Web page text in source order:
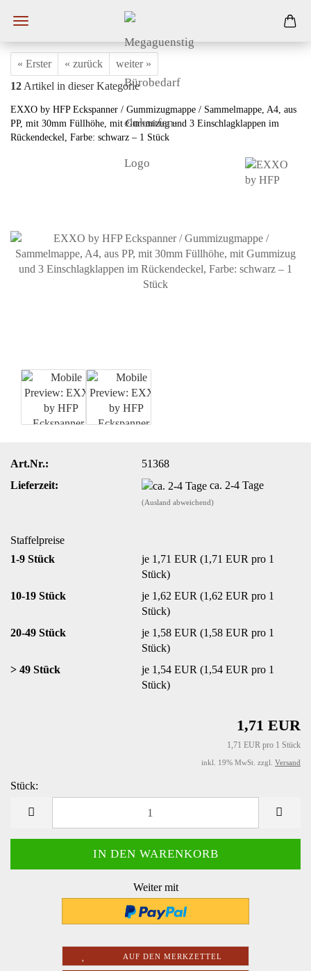
« Erster « zurück
weiter »
12 Artikel in dieser Kategorie
EXXO by HFP Eckspanner / Gummizugmappe / Sammelmappe, A4, aus
PP, mit 30mm Füllhöhe, mit Gummizug und 3 Einschlagklappen im
Rückendeckel, Farbe: schwarz – 1 Stück
Art.Nr.:
51368
Lieferzeit:
ca. 2-4 Tage
(Ausland abweichend)
Staffelpreise
1-9 Stück
je 1,71 EUR (1,71 EUR pro 1
Stück)
10-19 Stück
je 1,62 EUR (1,62 EUR pro 1
Stück)
20-49 Stück
je 1,58 EUR (1,58 EUR pro 1
Stück)
> 49 Stück
je 1,54 EUR (1,54 EUR pro 1
Stück)
1,71 EUR
1,71 EUR pro 1 Stück
inkl. 19% MwSt. zzgl. Versand
Stück:
Weiter mit
AUF DEN MERKZETTEL